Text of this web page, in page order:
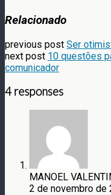
Relacionado
previous post Ser
next post 10 questões
comunicador
4 responses
MANOEL
2 de novembro de